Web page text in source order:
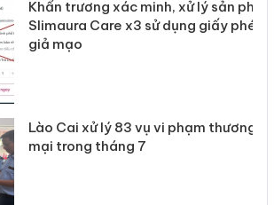
Khẩn trương xác minh, xử lý sản phẩm
Slimaura Care x3 sử dụng giấy phép
giả mạo
Lào Cai xử lý 83 vụ vi phạm thương
mại trong tháng 7